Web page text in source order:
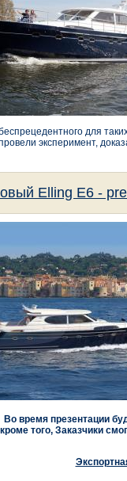
для
эксперимент,
Elling E6 -
Во время презентации
кроме того, Заказчики